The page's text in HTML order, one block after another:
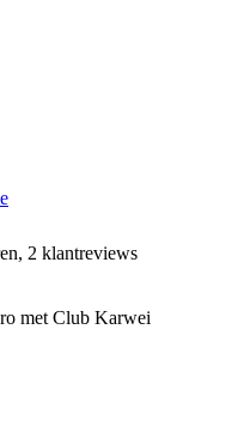
2 klantreviews
met Club Karwei